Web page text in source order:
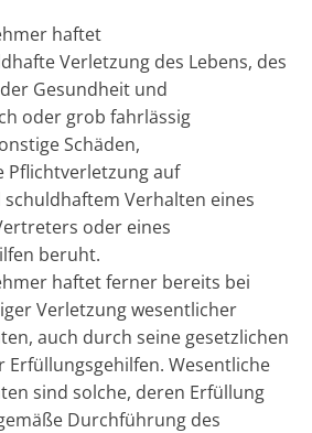
haftet
Verletzung des Lebens, des
Gesundheit und
oder grob fahrlässig
Schäden,
Pflichtverletzung auf
Verhalten eines
oder eines
beruht.
haftet ferner bereits bei
Verletzung wesentlicher
auch durch seine gesetzlichen
Wesentliche
sind solche, deren Erfüllung
Durchführung des